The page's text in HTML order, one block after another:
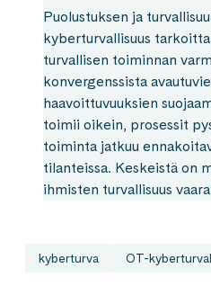
Puolustuksen ja
kyberturvallisuus
turvallisen toiminnan
konvergenssista
haavoittuvuuksien
toimii oikein, prosessit
toiminta jatkuu
tilanteissa. Keskeistä on
ihmisten turvallisuus
kyberturva OT-